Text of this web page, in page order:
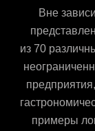
Вне
из 70
примеры